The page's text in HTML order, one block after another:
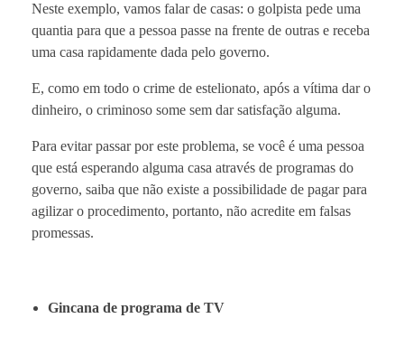
Neste exemplo, vamos falar de casas: o golpista pede uma
quantia para que a pessoa passe na frente de outras e receba
uma casa rapidamente dada pelo governo.
E, como em todo o crime de estelionato, após a vítima dar o
dinheiro, o criminoso some sem dar satisfação alguma.
Para evitar passar por este problema, se você é uma pessoa
que está esperando alguma casa através de programas do
governo, saiba que não existe a possibilidade de pagar para
agilizar o procedimento, portanto, não acredite em falsas
promessas.
Gincana de programa de TV